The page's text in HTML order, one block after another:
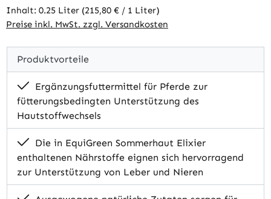
Inhalt: 0.25 Liter (215,80 € / 1 Liter)
Preise inkl. MwSt. zzgl. Versandkosten
Produktvorteile
Ergänzungsfuttermittel für Pferde zur
fütterungsbedingten Unterstützung des
Hautstoffwechsels
Die in EquiGreen Sommerhaut Elixier
enthaltenen Nährstoffe eignen sich hervorragend
zur Unterstützung von Leber und Nieren